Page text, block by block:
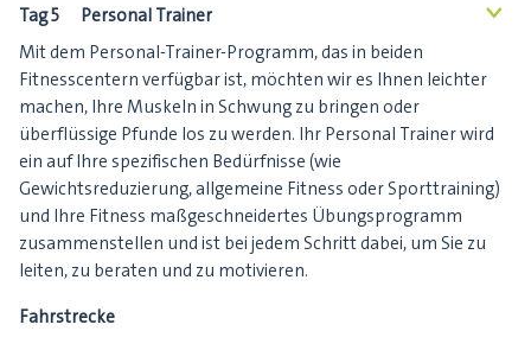
Tag 5 Personal Trainer <
Mit dem Personal-Trainer-Programm, das in beiden
Fitnesscentern verfügbar ist, möchten wir es Ihnen leichter
machen, Ihre Muskeln in Schwung zu bringen oder
überflüssige Pfunde los zu werden. Ihr Personal Trainer wird
ein auf Ihre spezifischen Bedürfnisse (wie
Gewichtsreduzierung, allgemeine Fitness oder Sporttraining)
und Ihre Fitness maßgeschneidertes Übungsprogramm
zusammenstellen und ist bei jedem Schritt dabei, um Sie zu
leiten, zu beraten und zu motivieren.
Fahrstrecke